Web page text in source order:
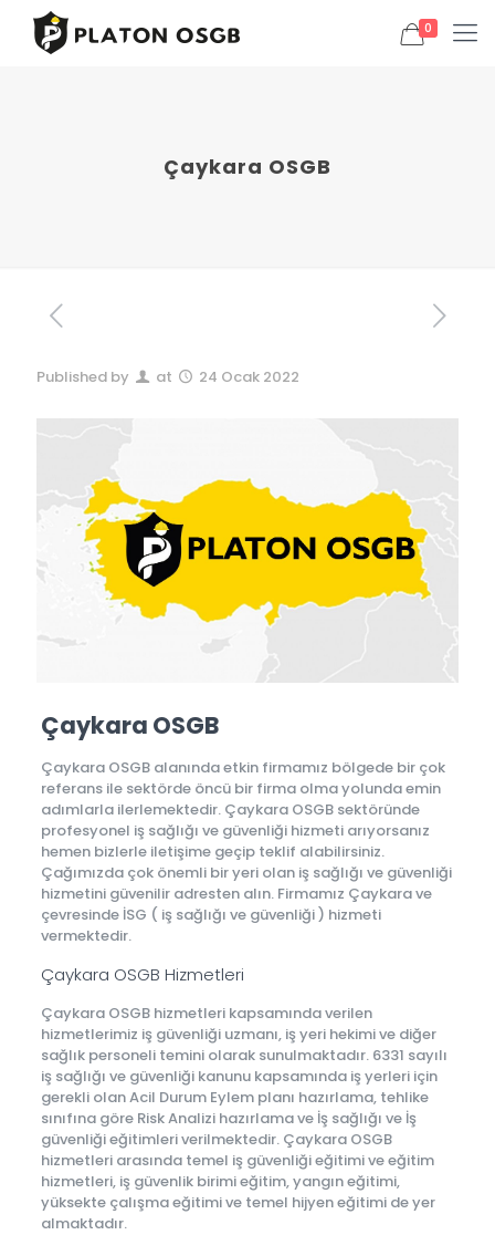
0
Çaykara OSGB
Published by at 24 Ocak 2022
Çaykara OSGB
Çaykara OSGB alanında etkin firmamız bölgede bir çok
referans ile sektörde öncü bir firma olma yolunda emin
adımlarla ilerlemektedir. Çaykara OSGB sektöründe
profesyonel iş sağlığı ve güvenliği hizmeti arıyorsanız
hemen bizlerle iletişime geçip teklif alabilirsiniz.
Çağımızda çok önemli bir yeri olan iş sağlığı ve güvenliği
hizmetini güvenilir adresten alın. Firmamız Çaykara ve
çevresinde İSG ( iş sağlığı ve güvenliği ) hizmeti
vermektedir.
Çaykara OSGB Hizmetleri
Çaykara OSGB hizmetleri kapsamında verilen
hizmetlerimiz iş güvenliği uzmanı, iş yeri hekimi ve diğer
sağlık personeli temini olarak sunulmaktadır. 6331 sayılı
iş sağlığı ve güvenliği kanunu kapsamında iş yerleri için
gerekli olan Acil Durum Eylem planı hazırlama, tehlike
sınıfına göre Risk Analizi hazırlama ve İş sağlığı ve İş
güvenliği eğitimleri verilmektedir. Çaykara OSGB
hizmetleri arasında temel iş güvenliği eğitimi ve eğitim
hizmetleri, iş güvenlik birimi eğitim, yangın eğitimi,
yüksekte çalışma eğitimi ve temel hijyen eğitimi de yer
almaktadır.